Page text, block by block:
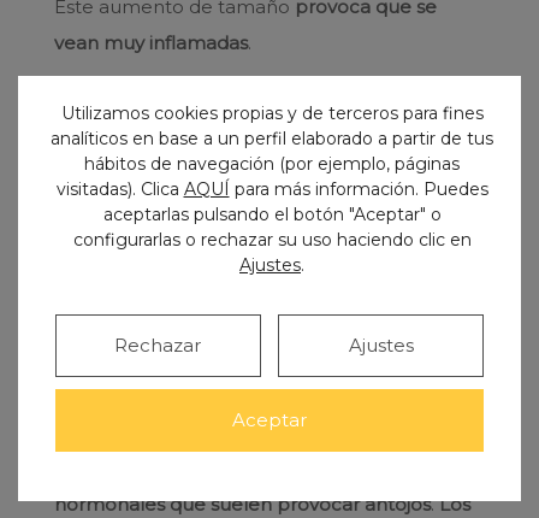
Este aumento de tamaño provoca que se
vean muy inflamadas.
Xerostomía (sequedad
bucal)
Durante el embarazo, las mujeres necesitan
hidratarse con mayor frecuenciapara ayudar al
desarrollo del bebé. A raíz de estos cambios,
es muy común que se tenga una sensación de
sequedad en la boca
frecuentemente.
hormonales que suelen provocar antojos.Los
Utilizamos cookies propias y de terceros para fines
analíticos en base a un perfil elaborado a partir de tus
hábitos de navegación (por ejemplo, páginas
visitadas). Clica AQUÍ para más información. Puedes
aceptarlas pulsando el botón "Aceptar" o
configurarlas o rechazar su uso haciendo clic en
Ajustes.
Aceptar
Rechazar Ajustes